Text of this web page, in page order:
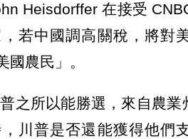
Heisdorffer 在接受
若中國調高關稅，將對
國農民」。
之所以能勝選，來自農業
川普是否還能獲得他們